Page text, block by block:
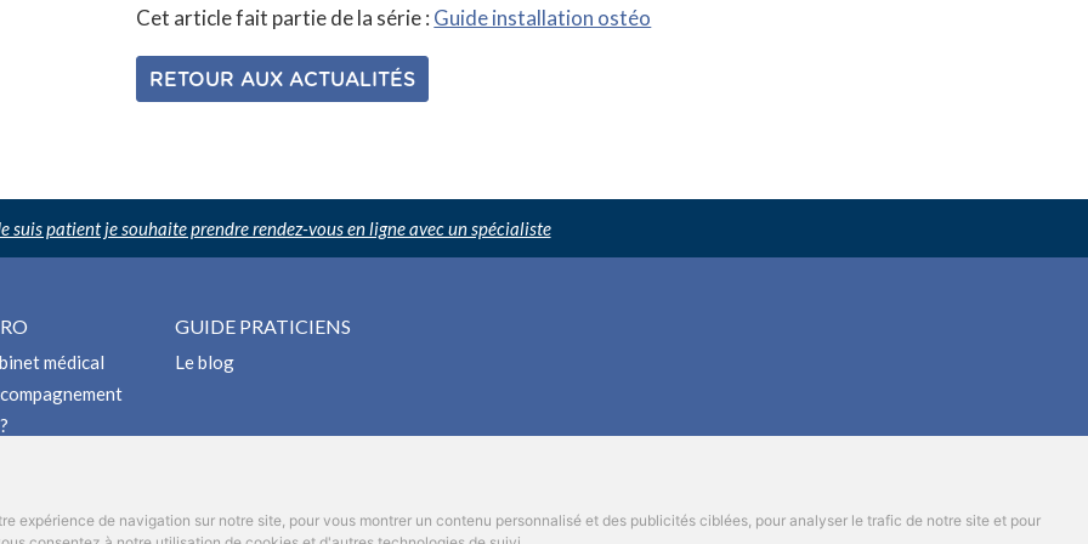
expérience de navigation sur notre site, pour vous montrer un contenu personnalisé et des publicités ciblées, pour analyser le trafic de notre site et pour
Cet article fait partie de la série : Guide installation ostéo
RETOUR AUX ACTUALITÉS
suis patient je souhaite prendre rendez-vous en ligne avec un spécialiste
médical
GUIDE PRATICIENS
Le blog